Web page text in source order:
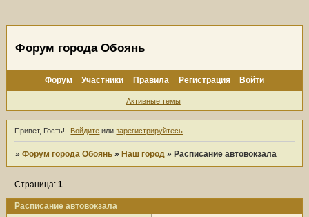
Форум города Обоянь
Форум Участники Правила Регистрация Войти
Активные темы
Привет, Гость! Войдите илизарегистрируйтесь
»Форум города Обоянь » Наш город » Расписание автовокзала
Расписание автовокзала
Страница:1